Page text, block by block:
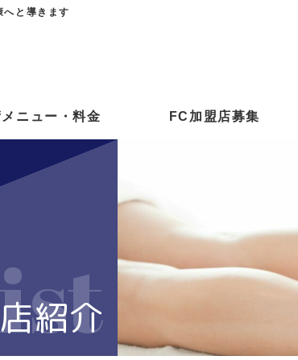
と導きます
ニュー・料金 FC加盟店募集
紹介